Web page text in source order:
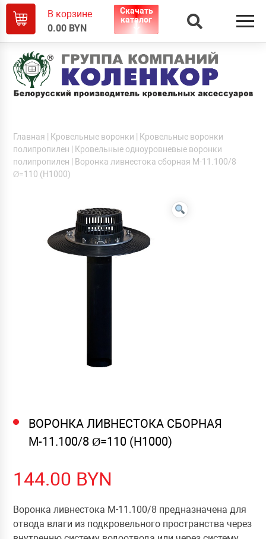
В корзине
0.00 BYN
Скачать
каталог
Главная Кровельные воронки
Кровельные воронки
полипропилен
Кровельные одноуровневые воронки
полипропилен | Воронка ливнестока сборная М-11.100/8
Ø=110 (Н1000)
ВОРОНКА ЛИВНЕСТОКА СБОРНАЯ
М-11.100/8 Ø=110 (Н1000)
144.00 BYN
Воронка ливнестока М-11.100/8 предназначена для
отвода влаги из подкровельного пространства через